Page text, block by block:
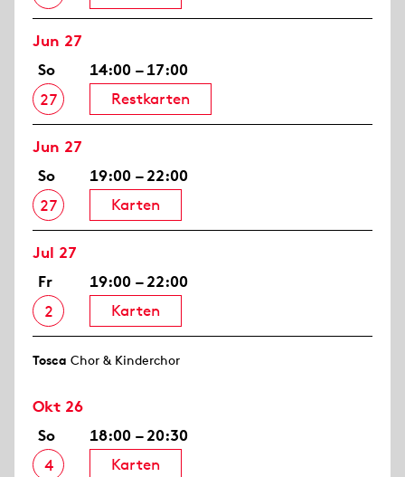
Jun 27
So
27
14:00 – 17:00
Restkarten
Jun 27
So
27
19:00 – 22:00
Karten
Jul 27
Fr
2
19:00 – 22:00
Karten
Tosca Chor & Kinderchor
Okt 26
So
4
18:00 – 20:30
Karten